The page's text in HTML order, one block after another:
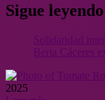
Sigue
2025